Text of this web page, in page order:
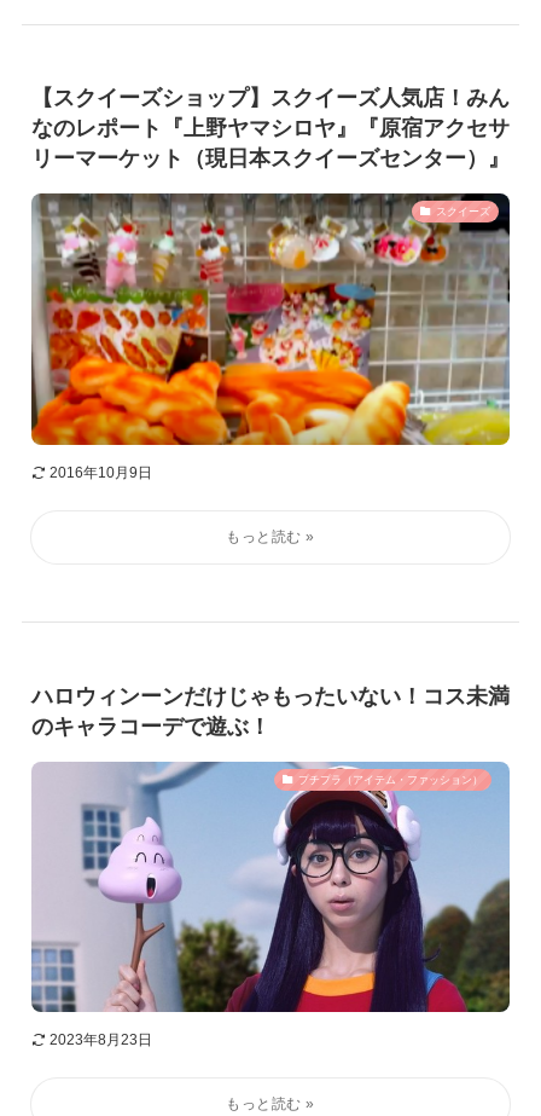
【スクイーズショップ】スクイーズ人気店！みん
なのレポート『上野ヤマシロヤ』『原宿アクセサ
リーマーケット（現日本スクイーズセンター）』
スクイーズ
2016年10月9日
ハロウィンーンだけじゃもったいない！コス未満
のキャラコーデで遊ぶ！
プチプラ（アイテム・ファッション）
2023年8月23日